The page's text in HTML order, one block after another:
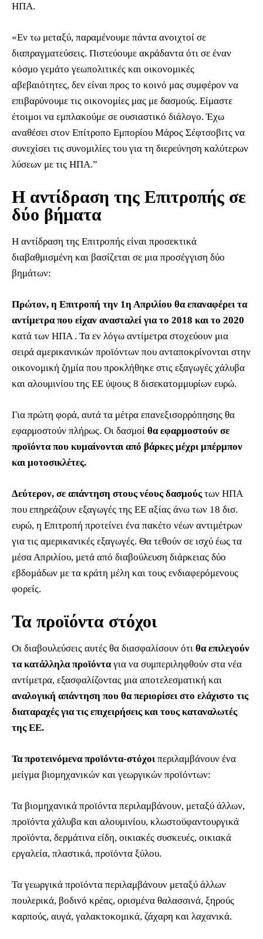
ΗΠΑ.
«Εν τω μεταξύ, παραμένουμε πάντα ανοιχτοί σε
διαπραγματεύσεις. Πιστεύουμε ακράδαντα ότι σε έναν
κόσμο γεμάτο γεωπολιτικές και οικονομικές
αβεβαιότητες, δεν είναι προς το κοινό μας συμφέρον να
επιβαρύνουμε τις οικονομίες μας με δασμούς. Είμαστε
έτοιμοι να εμπλακούμε σε ουσιαστικό διάλογο. Έχω
αναθέσει στον Επίτροπο Εμπορίου Μάρος Σέφτσοβιτς να
συνεχίσει τις συνομιλίες του για τη διερεύνηση καλύτερων
λύσεων με τις ΗΠΑ.”
Η αντίδραση της Επιτροπής σε
δύο βήματα
Η αντίδραση της Επιτροπής είναι προσεκτικά
διαβαθμισμένη και βασίζεται σε μια προσέγγιση δύο
βημάτων:
Πρώτον, η Επιτροπή την 1η Απριλίου θα επαναφέρει τα
αντίμετρα που είχαν ανασταλεί για το 2018 και το 2020
κατά των ΗΠΑ . Τα εν λόγω αντίμετρα στοχεύουν μια
σειρά αμερικανικών προϊόντων που ανταποκρίνονται στην
οικονομική ζημία που προκλήθηκε στις εξαγωγές χάλυβα
και αλουμινίου της ΕΕ ύψους 8 δισεκατομμυρίων ευρώ.
Για πρώτη φορά, αυτά τα μέτρα επανεξισορρόπησης θα
εφαρμοστούν πλήρως. Οι δασμοί θα εφαρμοστούν σε
προϊόντα που κυμαίνονται από βάρκες μέχρι μπέρμπον
και μοτοσικλέτες.
Δεύτερον, σε απάντηση στους νέους δασμούςτων ΗΠΑ
που επηρεάζουν εξαγωγές της ΕΕ αξίας άνω των 18 δισ.
ευρώ, η Επιτροπή προτείνει ένα πακέτο νέων αντιμέτρων
για τις αμερικανικές εξαγωγές. Θα τεθούν σε ισχύ έως τα
μέσα Απριλίου, μετά από διαβούλευση διάρκειας δύο
εβδομάδων με τα κράτη μέλη και τους ενδιαφερόμενους
φορείς.
Τα προϊόντα στόχοι
Οι διαβουλεύσεις αυτές θα διασφαλίσουν ότι θα επιλεγούν
τα κατάλληλα προϊόνταγια να συμπεριληφθούν στα νέα
αντίμετρα, εξασφαλίζοντας μια αποτελεσματική και
αναλογική απάντηση που θα περιορίσει στο ελάχιστο τις
διαταραχές για τις επιχειρήσεις και τους καταναλωτές
της ΕΕ.
Τα προτεινόμενα προϊόντα-στόχοιπεριλαμβάνουν ένα
μείγμα βιομηχανικών και γεωργικών προϊόντων:
Τα βιομηχανικά προϊόντα περιλαμβάνουν, μεταξύ άλλων,
προϊόντα χάλυβα και αλουμινίου, κλωστοϋφαντουργικά
προϊόντα, δερμάτινα είδη, οικιακές συσκευές, οικιακά
εργαλεία, πλαστικά, προϊόντα ξύλου.
Τα γεωργικά προϊόντα περιλαμβάνουν μεταξύ άλλων
πουλερικά, βοδινό κρέας, ορισμένα θαλασσινά, ξηρούς
καρπούς, αυγά, γαλακτοκομικά, ζάχαρη και λαχανικά.